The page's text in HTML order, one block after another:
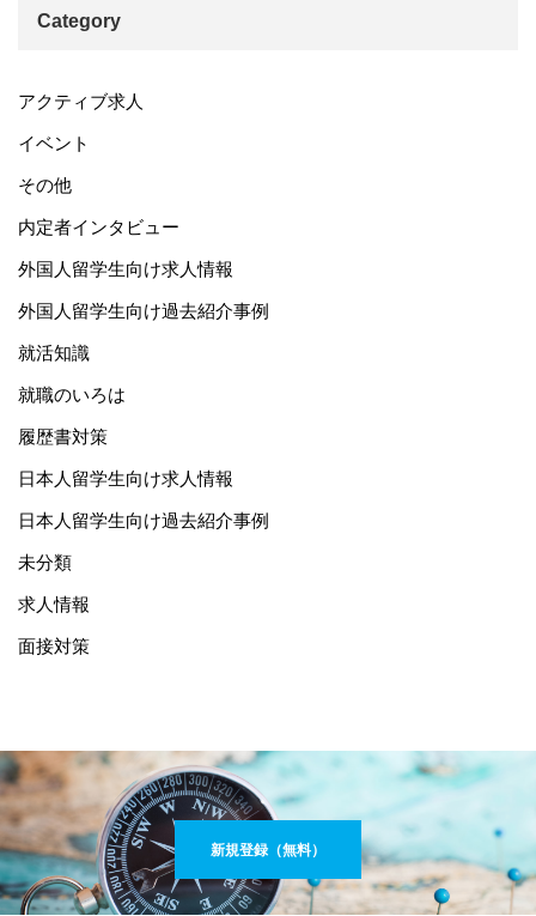
Category
アクティブ求人
イベント
その他
内定者インタビュー
外国人留学生向け求人情報
外国人留学生向け過去紹介事例
就活知識
就職のいろは
履歴書対策
日本人留学生向け求人情報
日本人留学生向け過去紹介事例
未分類
求人情報
面接対策
新規登録（無料）